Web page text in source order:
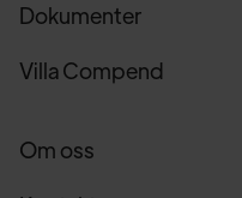
Dokumenter
Villa Compend
Om oss